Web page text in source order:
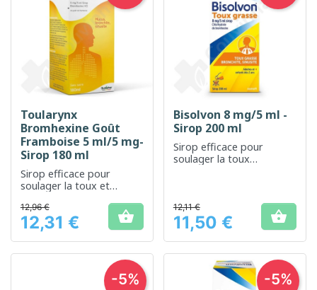
Toularynx
Bromhexine Goût
Framboise 5 ml/5 mg-
Sirop 180 ml
Sirop efficace pour
soulager la toux et
bronchiques
Prix
12,96 €
12,31 € 
Bisolvon 8 mg/5 ml -
Sirop 200 ml
Sirop efficace pour
soulager la toux
Prix
12,11 €
11,50 € 
-5% -5%